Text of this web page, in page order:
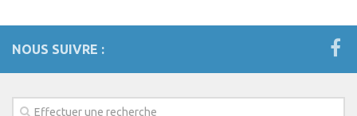
NOUS SUIVRE :